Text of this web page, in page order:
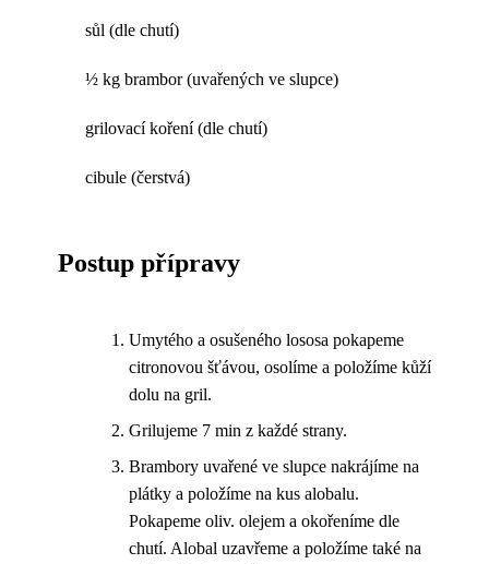
sůl (dle chutí)
½ kg brambor (uvařených ve slupce)
grilovací koření (dle chutí)
cibule (čerstvá)
Postup přípravy
Umytého a osušeného lososa pokapeme
citronovou šťávou, osolíme a položíme kůží
dolu na gril.
Grilujeme 7 min z každé strany.
Brambory uvařené ve slupce nakrájíme na
plátky a položíme na kus alobalu.
Pokapeme oliv. olejem a okořeníme dle
chutí. Alobal uzavřeme a položíme také na